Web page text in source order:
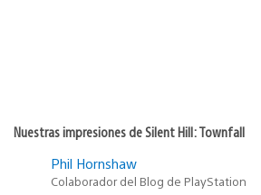
Nuestras impresiones de Silent Hill: Townfall
Phil Hornshaw
Colaborador del Blog de PlayStation